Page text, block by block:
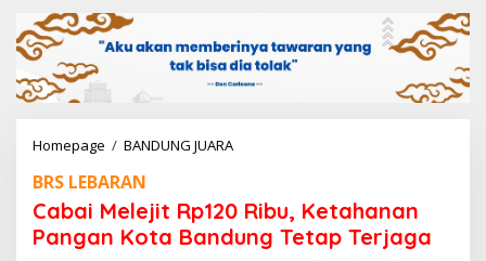
Homepage / BANDUNG JUARACabai
Ribu,
Ketahanan
Pangan
BRS LEBARAN
Cabai Melejit Rp120 Ribu, Ketahanan
Pangan Kota Bandung Tetap Terjaga